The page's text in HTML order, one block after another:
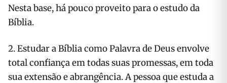
Nesta base, há pouco proveito para o estudo da
Bíblia.
2. Estudar a Bíblia como Palavra de Deus envolve
total confiança em todas suas promessas, em toda
sua extensão e abrangência. A pessoa que estuda a